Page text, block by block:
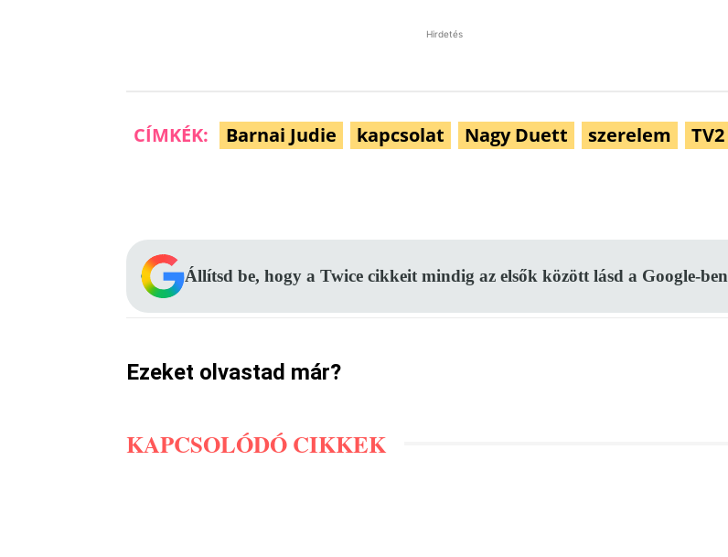
Hirdetés
CÍMKÉK: Barnai Judie kapcsolat Nagy Duett szerelem TV2
Állítsd be, hogy a Twice cikkeit mindig az elsők között lásd a Google-ben
Ezeket olvastad már?
KAPCSOLÓDÓ CIKKEK